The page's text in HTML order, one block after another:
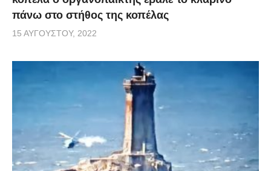
πάνω στο στήθος της κοπέλας
15 ΑΥΓΟΎΣΤΟΥ, 2022